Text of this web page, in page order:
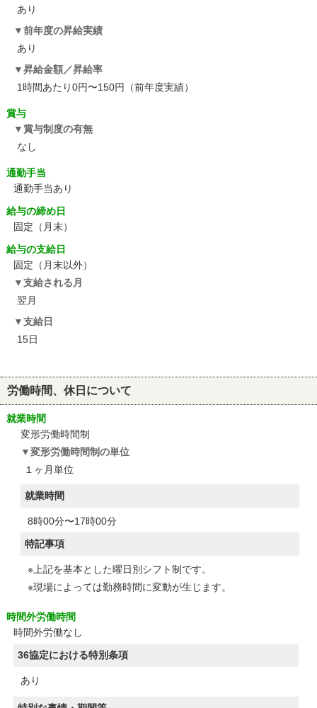
あり
前年度の昇給実績
あり
昇給金額／昇給率
1時間あたり0円〜150円（前年度実績）
賞与
賞与制度の有無
なし
通勤手当
通勤手当あり
給与の締め日
固定（月末）
給与の支給日
固定（月末以外）
支給される月
翌月
支給日
15日
労働時間、休日について
就業時間
変形労働時間制
変形労働時間制の単位
１ヶ月単位
就業時間
8時00分〜17時00分
特記事項
※上記を基本とした曜日別シフト制です。
※現場によっては勤務時間に変動が生じます。
時間外労働時間
時間外労働なし
36協定における特別条項
あり